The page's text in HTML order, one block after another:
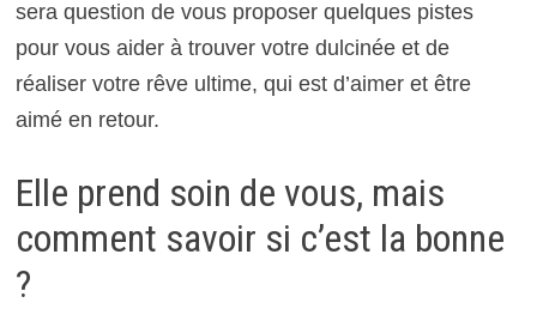
sera question de vous proposer quelques pistes
pour vous aider à trouver votre dulcinée et de
réaliser votre rêve ultime, qui est d’aimer et être
aimé en retour.
Elle prend soin de vous, mais
comment savoir si c’est la bonne
?